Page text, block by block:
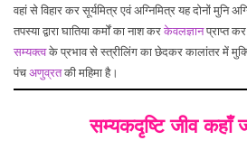
वहां से विहार कर सूर्यमित्र एवं अग्निमित्र यह दोनों मुनि
तपस्या द्वारा घातिया कर्मों का नाश करकेवलज्ञानप्राप्त
सम्यक्त्वके प्रभाव से स्त्रीलिंग का छेदकर कालांतर में
पंचअणुव्रतकी महिमा है।
सम्यकदृष्टि जीव कहाँ